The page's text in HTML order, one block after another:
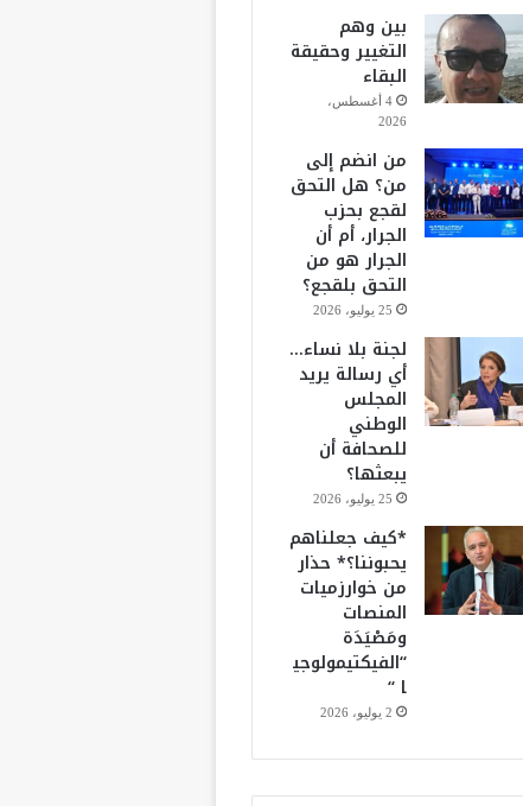
ك
u
b
بين وهم
التغيير وحقيقة
البقاء
4 أغسطس،
2026
من انضم إلى
من؟ هل التحق
لقجع بحزب
الجرار، أم أن
الجرار هو من
التحق بلقجع؟
25 يوليو، 2026
لجنة بلا نساء…
أي رسالة يريد
المجلس
الوطني
للصحافة أن
يبعثها؟
25 يوليو، 2026
*كيف جعلناهم
يحبوننا؟* حذار
من خوارزميات
المنصات
ومَصْيَدَة
“الفيكتيمولوجي
ا “
2 يوليو، 2026